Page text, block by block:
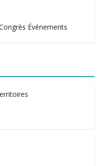
Événements